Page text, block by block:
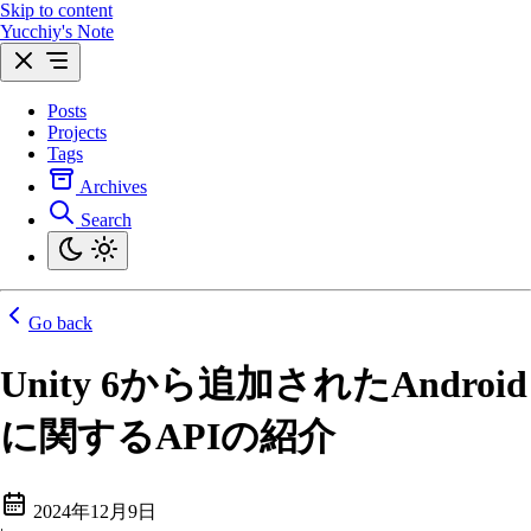
Skip to content
Yucchiy's Note
Posts
Projects
Tags
Archives
Search
Go back
Unity 6から追加されたAndroid
に関するAPIの紹介
2024年12月9日